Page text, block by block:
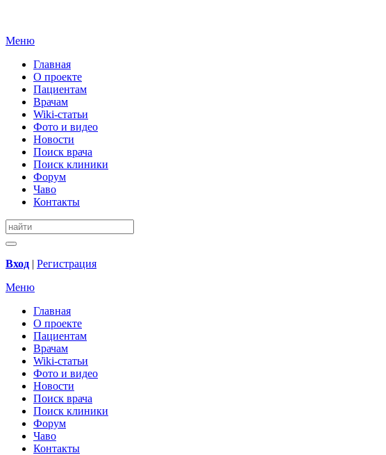
Меню
Главная
О проекте
Пациентам
Врачам
Wiki-статьи
Фото и видео
Новости
Поиск врача
Поиск клиники
Форум
Чаво
Контакты
Вход | Регистрация
Меню
Главная
О проекте
Пациентам
Врачам
Wiki-статьи
Фото и видео
Новости
Поиск врача
Поиск клиники
Форум
Чаво
Контакты